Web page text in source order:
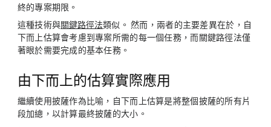
終的專案期限。
這種技術與關鍵路徑法類似。 然而，兩者的主要差異在於，自
下而上估算會考慮到專案所需的每一個任務，而關鍵路徑法僅
著眼於需要完成的基本任務。
由下而上的估算實際應用
繼續使用披薩作為比喻，自下而上估算是將整個披薩的所有片
段加總，以計算最終披薩的大小。